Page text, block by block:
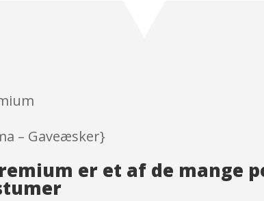
– Gaveæsker}
er et af de mange